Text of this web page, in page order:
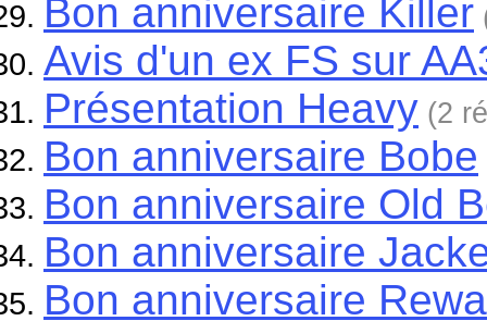
Bon anniversaire Killer
Avis d'un ex FS sur
Présentation Heavy (2
Bon anniversaire Bobe
Bon anniversaire Old
Bon anniversaire
Bon anniversaire